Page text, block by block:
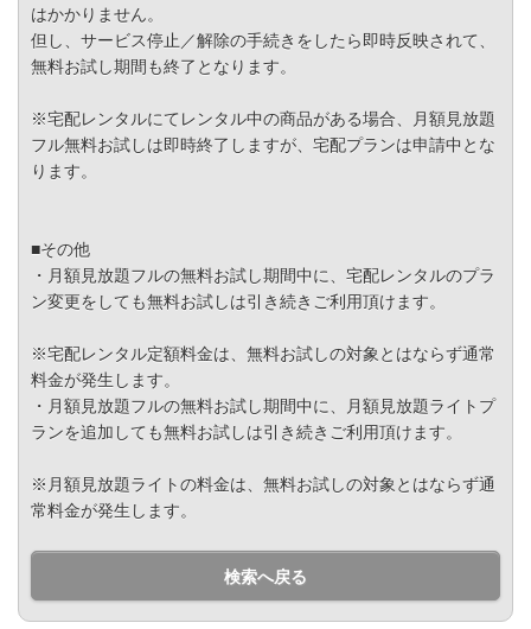
はかかりません。
但し、サービス停止／解除の手続きをしたら即時反映されて、
無料お試し期間も終了となります。
※宅配レンタルにてレンタル中の商品がある場合、月額見放題
フル無料お試しは即時終了しますが、宅配プランは申請中とな
ります。
■その他
・月額見放題フルの無料お試し期間中に、宅配レンタルのプラ
ン変更をしても無料お試しは引き続きご利用頂けます。
※宅配レンタル定額料金は、無料お試しの対象とはならず通常
料金が発生します。
・月額見放題フルの無料お試し期間中に、月額見放題ライトプ
ランを追加しても無料お試しは引き続きご利用頂けます。
※月額見放題ライトの料金は、無料お試しの対象とはならず通
常料金が発生します。
検索へ戻る